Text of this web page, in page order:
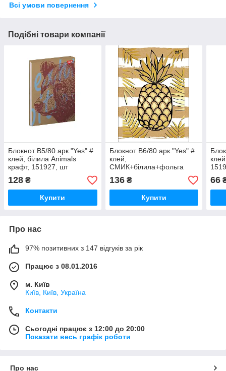
Всі умови повернення
Подібні товари компанії
Блокнот В5/80 арк."Yes" #
клей, білила Animals
крафт, 151927, шт
128 ₴
Купити
Блокнот В6/80 арк."Yes" #
клей,
СМИК+білила+фольга
Tropico крафт, 891451, шт
136₴
Купити
66
Про нас
97% позитивних з 147 відгуків за рік
Працює з 08.01.2016
м. Київ
Київ, Київ, Україна
Контакти
Сьогодні працює з 12:00 до 20:00
Показати весь графік роботи
Про нас